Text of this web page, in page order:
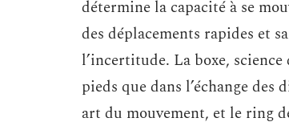
détermine la capacité à se
des déplacements rapides et
l’incertitude. La boxe,
pieds que dans l’échange
art du mouvement, et le ring